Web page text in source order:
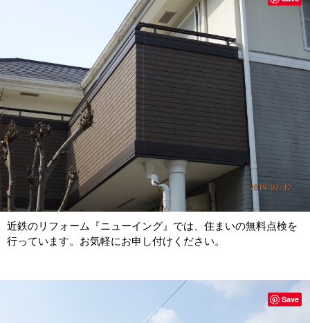
近鉄のリフォーム『ニューイング』では、住まいの無料点検を
行っています。お気軽にお申し付けください。
Save